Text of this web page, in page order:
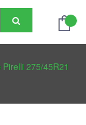
Pirelli 275/45R21